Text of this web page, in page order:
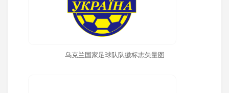
乌克兰国家足球队队徽标志矢量图